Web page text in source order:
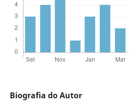
Biografia do Autor